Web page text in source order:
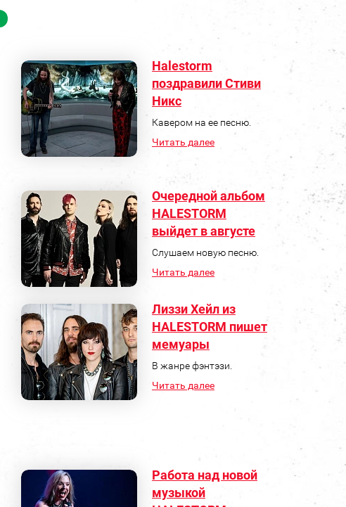
Halestorm
поздравили Стиви
Никс
Кавером на ее песню.
Читать далее
Очередной альбом
HALESTORM
выйдет в августе
Слушаем новую песню.
Читать далее
Лиззи Хейл из
HALESTORM пишет
мемуары
В жанре фэнтэзи.
Читать далее
Работа над новой
музыкой